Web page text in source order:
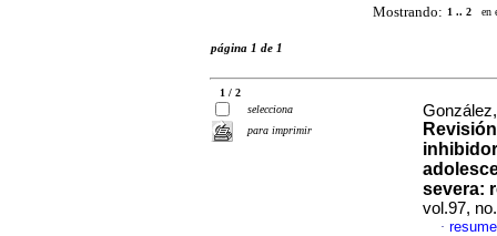
Mostrando: 1 .. 2 en
página 1 de 1
1 / 2
selecciona
para imprimir
severa:
vol.97,
·